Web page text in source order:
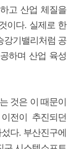
고 산업 체질을
이다. 실제로 한
강기밸리처럼 공
하며 산업 육성
것은 이 때문이
전이 추진되던
다. 부산진구에